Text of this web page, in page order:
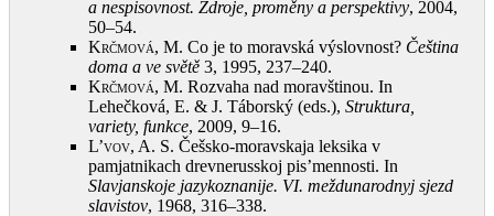
a nespisovnost. Zdroje, proměny a perspektivy, 2004,
50–54.
Krčmová, M. Co je to moravská výslovnost? Čeština
doma a ve světě 3, 1995, 237–240.
Krčmová, M. Rozvaha nad moravštinou. In
Lehečková, E. & J. Táborský (eds.), Struktura,
variety, funkce, 2009, 9–16.
L’vov, A. S. Češsko-moravskaja leksika v
pamjatnikach drevnerusskoj pis’mennosti. In
Slavjanskoje jazykoznanije. VI. meždunarodnyj sjezd
slavistov, 1968, 316–338.